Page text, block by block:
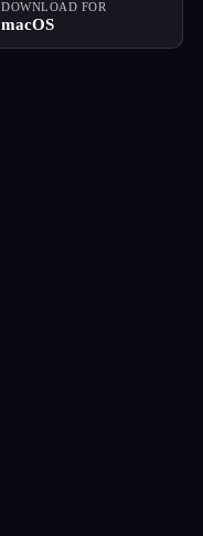
DOWNLOAD FOR
macOS